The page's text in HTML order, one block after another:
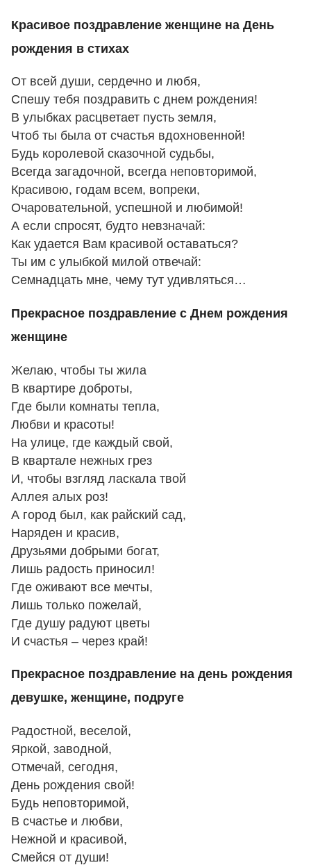
Красивое поздравление женщине на День
рождения в стихах
От всей души, сердечно и любя,
Спешу тебя поздравить с днем рождения!
В улыбках расцветает пусть земля,
Чтоб ты была от счастья вдохновенной!
Будь королевой сказочной судьбы,
Всегда загадочной, всегда неповторимой,
Красивою, годам всем, вопреки,
Очаровательной, успешной и любимой!
А если спросят, будто невзначай:
Как удается Вам красивой оставаться?
Ты им с улыбкой милой отвечай:
Семнадцать мне, чему тут удивляться…
Прекрасное поздравление с Днем рождения
женщине
Желаю, чтобы ты жила
В квартире доброты,
Где были комнаты тепла,
Любви и красоты!
На улице, где каждый свой,
В квартале нежных грез
И, чтобы взгляд ласкала твой
Аллея алых роз!
А город был, как райский сад,
Наряден и красив,
Друзьями добрыми богат,
Лишь радость приносил!
Где оживают все мечты,
Лишь только пожелай,
Где душу радуют цветы
И счастья – через край!
Прекрасное поздравление на день рождения
девушке, женщине, подруге
Радостной, веселой,
Яркой, заводной,
Отмечай, сегодня,
День рождения свой!
Будь неповторимой,
В счастье и любви,
Нежной и красивой,
Смейся от души!